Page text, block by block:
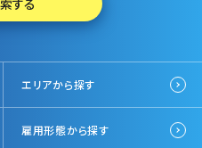
エリアから探す
雇用形態から探す